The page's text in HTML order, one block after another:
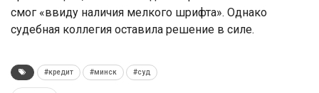
смог «ввиду наличия мелкого шрифта». Однако
судебная коллегия оставила решение в силе.
#кредит #минск #суд